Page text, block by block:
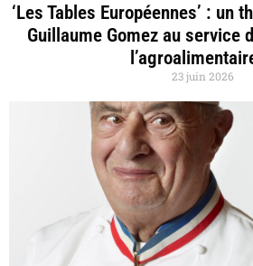
‘Les Tables Européennes’ : un
Guillaume Gomez au service
23 juin 2026